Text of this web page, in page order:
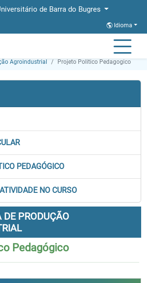
de Barra do Bugres
Idioma
Agroindustrial
Projeto Politico Pedagogico
PEDAGÓGICO
NO CURSO
DE PRODUÇÃO
Pedagógico